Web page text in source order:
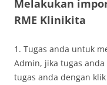
Melakukan
RME Klinikita
1. Tugas anda untuk
Admin, jika tugas
tugas anda dengan